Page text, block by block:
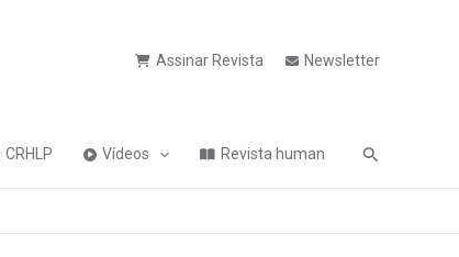
Assinar Revista Newsletter
CRHLP Vídeos Revista human Pesquisa